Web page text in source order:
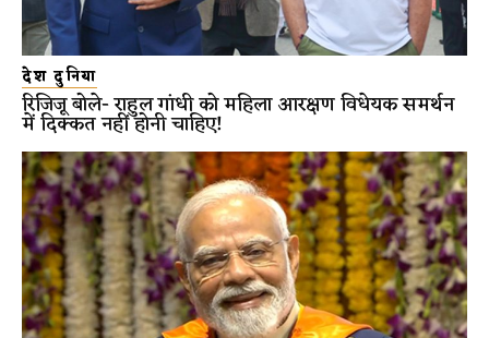
देश दुनिया
रिजिजू बोले- राहुल गांधी को महिला आरक्षण विधेयक समर्थन
में दिक्कत नहीं होनी चाहिए!